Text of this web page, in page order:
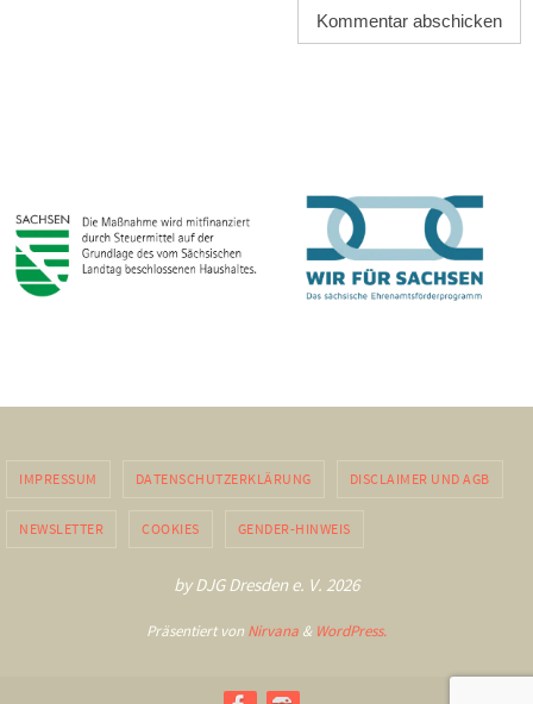
IMPRESSUM DATENSCHUTZERKLÄRUNG DISCLAIMER UND AGB
NEWSLETTER COOKIES GENDER-HINWEIS
by DJG Dresden e. V. 2026
Präsentiert von Nirvana & WordPress.